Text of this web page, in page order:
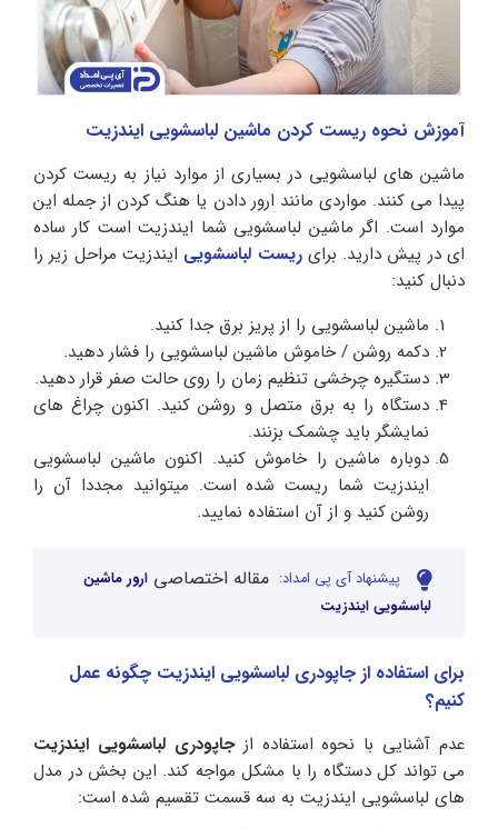
آموزش نحوه ریست کردن ماشین لباسشویی ایندزیت
ماشین های لباسشویی در بسیاری از موارد نیاز به ریست کردن
پیدا می کنند. مواردی مانند ارور دادن یا هنگ کردن از جمله این
موارد است. اگر ماشین لباسشویی شما ایندزیت است کار ساده
ای در پیش دارید. برایریست لباسشویی ایندزیت مراحل زیر را
دنبال کنید:
ماشین لباسشویی را از پریز برق جدا کنید.
دکمه روشن / خاموش ماشین لباسشویی را فشار دهید.
دستگیره چرخشی تنظیم زمان را روی حالت صفر قرار دهید.
دستگاه را به برق متصل و روشن کنید. اکنون چراغ های
نمایشگر باید چشمک بزنند.
دوباره ماشین را خاموش کنید. اکنون ماشین لباسشویی
ایندزیت شما ریست شده است. میتوانید مجددا آن را
روشن کنید و از آن استفاده نمایید.
پیشنهاد آی پی امداد: مقاله اختصاصی ارور ماشین
لباسشویی ایندزیت
برای استفاده از جاپودری لباسشویی ایندزیت چگونه عمل
کنیم؟
عدم آشنایی با نحوه استفاده از جاپودری لباسشویی ایندزیت
می‌ تواند کل دستگاه را با مشکل مواجه کند. این بخش در مدل‌
های لباسشویی ایندزیت به سه قسمت تقسیم شده است: